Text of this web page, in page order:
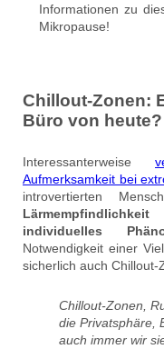
Informationen zu
Mikropause!
Chillout-Zonen:
Büro von heute?
Interessanterweise
Aufmerksamkeit bei
introvertierten
individuelles
Notwendigkeit einer
sicherlich auch Chillout-
Chillout-Zonen,
die Privatsphäre,
auch immer wir